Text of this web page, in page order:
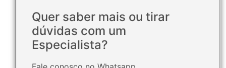
Quer saber mais ou tirar
dúvidas com um
Especialista?